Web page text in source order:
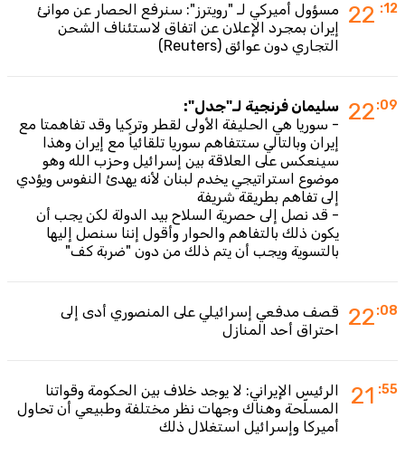
22 :12
مسؤول أميركي لـ "رويترز": سنرفع الحصار عن موانئ
إيران بمجرد الإعلان عن اتفاق لاستئناف الشحن
التجاري دون عوائق (Reuters)
22:09
سليمان فرنجية لـ"جدل":
- سوريا هي الحليفة الأولى لقطر وتركيا وقد تفاهمتا مع
إيران وبالتالي ستتفاهم سوريا تلقائياً مع إيران وهذا
سينعكس على العلاقة بين إسرائيل وحزب الله وهو
موضوع استراتيجي يخدم لبنان لأنه يهدئ النفوس ويؤدي
إلى تفاهم بطريقة شريفة
- قد نصل إلى حصرية السلاح بيد الدولة لكن يجب أن
يكون ذلك بالتفاهم والحوار وأقول إننا سنصل إليها
بالتسوية ويجب أن يتم ذلك من دون "ضربة كف"
22:08
قصف مدفعي إسرائيلي على المنصوري أدى إلى
احتراق أحد المنازل
21 :55
الرئيس الإيراني: لا يوجد خلاف بين الحكومة وقواتنا
المسلّحة وهناك وجهات نظر مختلفة وطبيعي أن تحاول
أميركا وإسرائيل استغلال ذلك